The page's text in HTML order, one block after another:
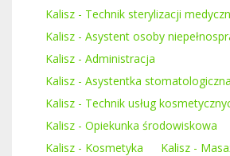
Kalisz - Technik sterylizacji
Kalisz - Asystent osoby
Kalisz - Administracja
Kalisz - Asystentka stomatologiczna
Kalisz - Technik usług
Kalisz - Opiekunka środowiskowa
Kalisz - Kosmetyka
Kalisz -